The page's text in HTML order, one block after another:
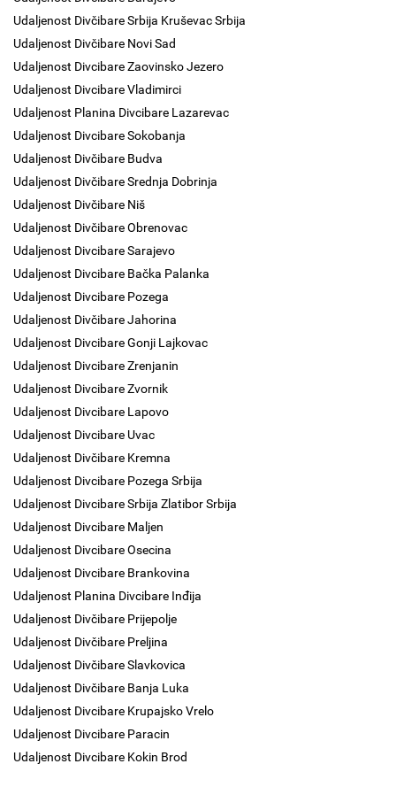
Udaljenost Divčibare Srbija Kruševac Srbija
Udaljenost Divčibare Novi Sad
Udaljenost Divcibare Zaovinsko Jezero
Udaljenost Divcibare Vladimirci
Udaljenost Planina Divcibare Lazarevac
Udaljenost Divcibare Sokobanja
Udaljenost Divčibare Budva
Udaljenost Divčibare Srednja Dobrinja
Udaljenost Divčibare Niš
Udaljenost Divčibare Obrenovac
Udaljenost Divcibare Sarajevo
Udaljenost Divcibare Bačka Palanka
Udaljenost Divcibare Pozega
Udaljenost Divčibare Jahorina
Udaljenost Divcibare Gonji Lajkovac
Udaljenost Divcibare Zrenjanin
Udaljenost Divcibare Zvornik
Udaljenost Divcibare Lapovo
Udaljenost Divcibare Uvac
Udaljenost Divčibare Kremna
Udaljenost Divcibare Pozega Srbija
Udaljenost Divcibare Srbija Zlatibor Srbija
Udaljenost Divcibare Maljen
Udaljenost Divcibare Osecina
Udaljenost Divcibare Brankovina
Udaljenost Planina Divcibare Inđija
Udaljenost Divčibare Prijepolje
Udaljenost Divčibare Preljina
Udaljenost Divčibare Slavkovica
Udaljenost Divčibare Banja Luka
Udaljenost Divcibare Krupajsko Vrelo
Udaljenost Divcibare Paracin
Udaljenost Divcibare Kokin Brod